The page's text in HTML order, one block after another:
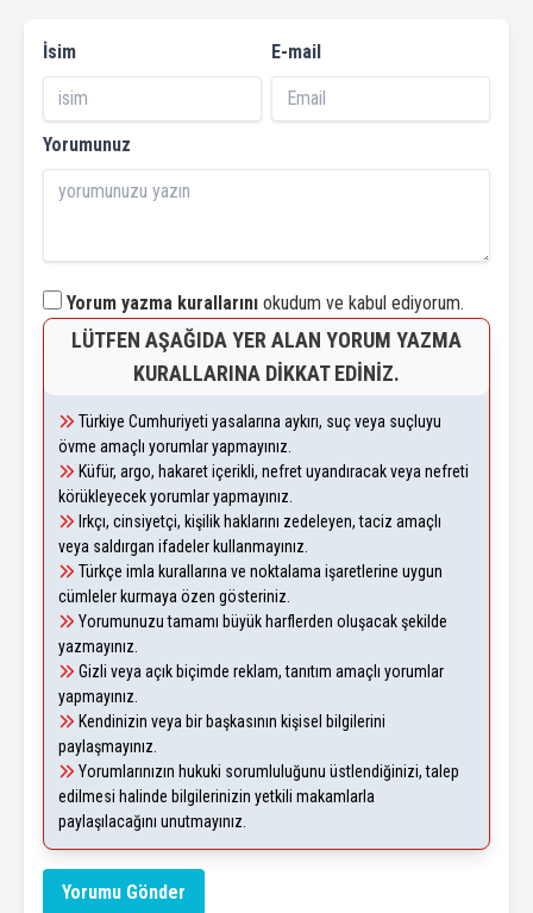
İsim E-mail
Yorumunuz
Yorum yazma kurallarını okudum ve kabul ediyorum.
LÜTFEN AŞAĞIDA YER ALAN YORUM YAZMA
KURALLARINA DIKKAT EDINIZ.
Türkiye Cumhuriyeti yasalarına aykırı, suç veya suçluyu
övme amaçlı yorumlar yapmayınız.
Küfür, argo, hakaret içerikli, nefret uyandıracak veya nefreti
körükleyecek yorumlar yapmayınız.
Irkçı, cinsiyetçi, kişilik haklarını zedeleyen, taciz amaçlı
veya saldırgan ifadeler kullanmayınız.
Türkçe imla kurallarına ve noktalama işaretlerine uygun
cümleler kurmaya özen gösteriniz.
Yorumunuzu tamamı büyük harflerden oluşacak şekilde
yazmayınız.
Gizli veya açık biçimde reklam, tanıtım amaçlı yorumlar
yapmayınız.
Kendinizin veya bir başkasının kişisel bilgilerini
paylaşmayınız.
Yorumlarınızın hukuki sorumluluğunu üstlendiğinizi, talep
edilmesi halinde bilgilerinizin yetkili makamlarla
paylaşılacağını unutmayınız.
Yorumu Gönder